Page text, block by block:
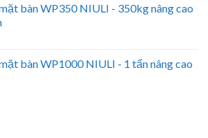
bàn WP350 NIULI - 350kg nâng cao
bàn WP1000 NIULI - 1 tấn nâng cao